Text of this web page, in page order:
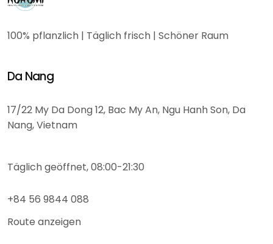
100% pflanzlich | Täglich frisch | Schöner Raum
Da Nang
17/22 My Da Dong 12, Bac My An, Ngu Hanh Son, Da
Nang, Vietnam
Täglich geöffnet, 08:00-21:30
+84 56 9844 088
Route anzeigen